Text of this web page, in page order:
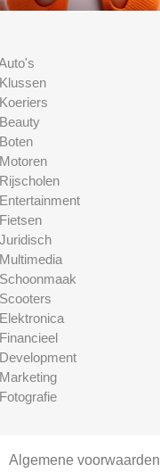
Algemene voorwaarden